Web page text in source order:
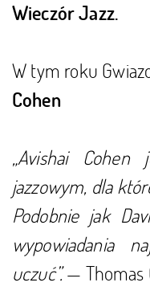
Wieczór Jazz.
W tym roku
Cohen
„Avishai Cohen
jazzowym, dla
Podobnie jak
wypowiadania
uczuć”.— Thomas